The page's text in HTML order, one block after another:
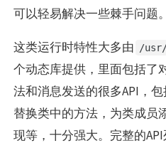
可以轻易解决一些棘手问题。
这类运行时特性大多由 /
个动态库提供，里面包括了
法和消息发送的很多API，
替换类中的方法，为类成员
现等，十分强大。完整的